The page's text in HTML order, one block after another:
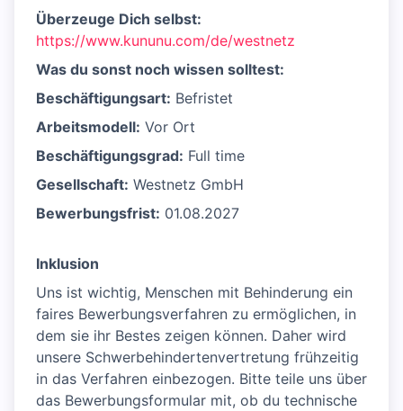
Überzeuge Dich selbst:
https://www.kununu.com/de/westnetz
Was du sonst noch wissen solltest:
Beschäftigungsart: Befristet
Arbeitsmodell: Vor Ort
Beschäftigungsgrad: Full time
Gesellschaft: Westnetz GmbH
Bewerbungsfrist: 01.08.2027
Inklusion
Uns ist wichtig, Menschen mit Behinderung ein
faires Bewerbungsverfahren zu ermöglichen, in
dem sie ihr Bestes zeigen können. Daher wird
unsere Schwerbehindertenvertretung frühzeitig
in das Verfahren einbezogen. Bitte teile uns über
das Bewerbungsformular mit, ob du technische